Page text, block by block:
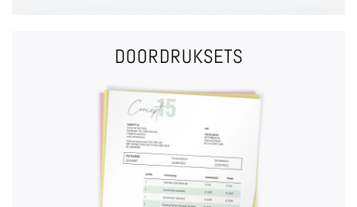
DOORDRUKSETS
DOORDRUKSETS
VRAAG EEN OFFERTE